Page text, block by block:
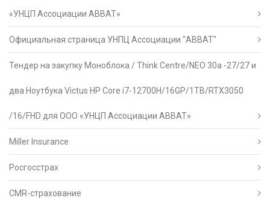
«УНЦП Ассоциации АВВАТ»
Официальная страница УНПЦ Ассоциации "АВВАТ"
Тендер на закупку Моноблока / Think Centre/NEO 30a -27/27 и
два Ноутбука Victus HP Core i7-12700H/16GP/1TB/RTX3050
/16/FHD для ООО «УНЦП Ассоциации АВВАТ»
Miller Insurance
Росгосстрах
CMR-страхование